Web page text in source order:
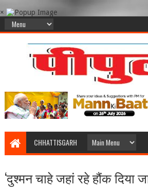
×
CHHATTISGARH
‘दुश्मन चाहे जहां रहे हौंक दिया